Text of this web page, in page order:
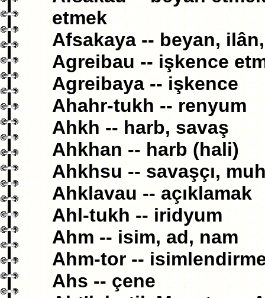
etmek
Afsakaya -- beyan,
Agreibau -- işkence
Agreibaya -- işkence
Ahahr-tukh -- renyum
Ahkh -- harb, savaş
Ahkhan -- harb (hali)
Ahkhsu -- savaşçı,
Ahklavau -- açıklamak
Ahl-tukh -- iridyum
Ahm -- isim, ad, nam
Ahm-tor --
Ahs -- çene